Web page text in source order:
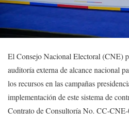
El Consejo Nacional Electoral (CNE)
auditoría externa de alcance nacional
los recursos en las campañas
implementación de este sistema de
Contrato de Consultoría No. CC-